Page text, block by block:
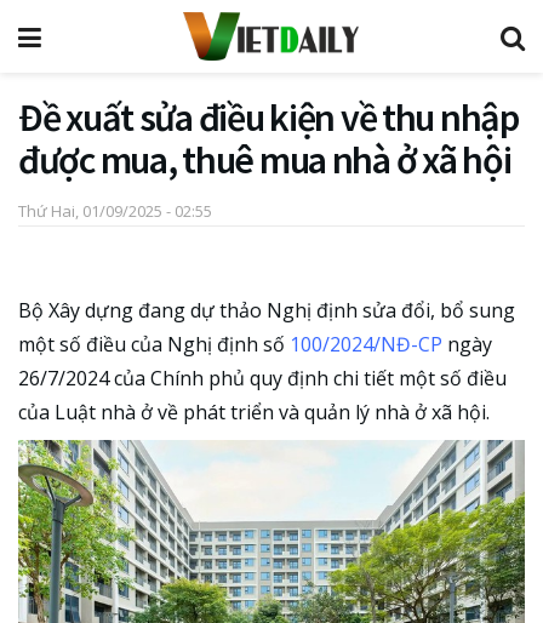
Đề xuất sửa điều kiện về thu nhập
được mua, thuê mua nhà ở xã hội
Thứ Hai, 01/09/2025 - 02:55
Bộ Xây dựng đang dự thảo Nghị định sửa đổi, bổ sung
một số điều của Nghị định số 100/2024/NĐ-CP ngày
26/7/2024 của Chính phủ quy định chi tiết một số điều
của Luật nhà ở về phát triển và quản lý nhà ở xã hội.